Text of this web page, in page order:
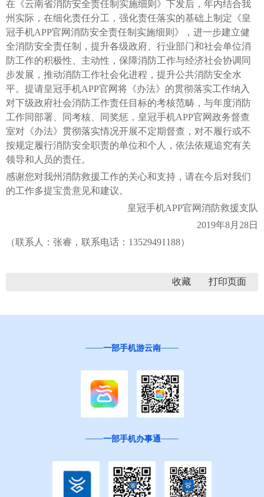
在《云南省消防安全责任制实施细则》下发后，年内结合我
州实际，在细化责任分工，强化责任落实的基础上制定《皇
冠手机APP官网消防安全责任制实施细则》，进一步建立健
全消防安全责任制，提升各级政府、行业部门和社会单位消
防工作的积极性、主动性，保障消防工作与经济社会协调同
步发展，推动消防工作社会化进程，提升公共消防安全水
平。提请皇冠手机APP官网将《办法》的贯彻落实工作纳入
对下级政府社会消防工作责任目标的考核范畴，与年度消防
工作同部署、同考核、同奖惩，皇冠手机APP官网政务督查
室对《办法》贯彻落实情况开展不定期督查，对不履行或不
按规定履行消防安全职责的单位和个人，依法依规追究有关
领导和人员的责任。
感谢您对我州消防救援工作的关心和支持，请在今后对我们
的工作多提宝贵意见和建议。
皇冠手机APP官网消防救援支队
2019年8月28日
（联系人：张睿，联系电话：13529491188）
收藏
一部手机游云南
一部手机办事通